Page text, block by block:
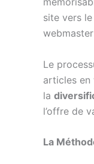
site vers
Le
articles en
la
l’offre de
La